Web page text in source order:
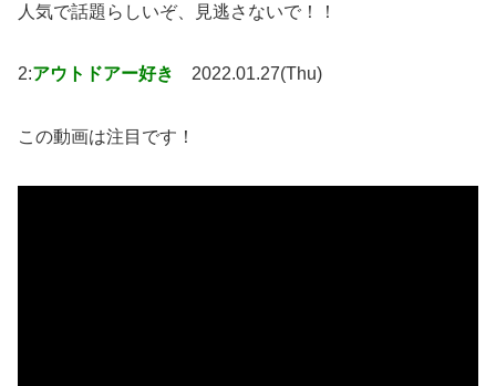
人気で話題らしいぞ、見逃さないで！！
2:アウトドアー好き 2022.01.27(Thu)
この動画は注目です！